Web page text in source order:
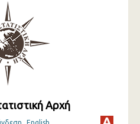
Αρχή